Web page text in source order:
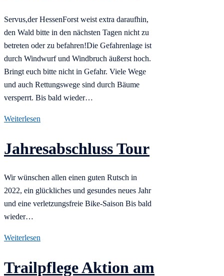
Servus,der HessenForst weist extra daraufhin,
den Wald bitte in den nächsten Tagen nicht zu
betreten oder zu befahren!Die Gefahrenlage ist
durch Windwurf und Windbruch äußerst hoch.
Bringt euch bitte nicht in Gefahr. Viele Wege
und auch Rettungswege sind durch Bäume
versperrt. Bis bald wieder…
Weiterlesen
Jahresabschluss Tour
Wir wünschen allen einen guten Rutsch in
2022, ein glückliches und gesundes neues Jahr
und eine verletzungsfreie Bike-Saison Bis bald
wieder…
Weiterlesen
Trailpflege Aktion am